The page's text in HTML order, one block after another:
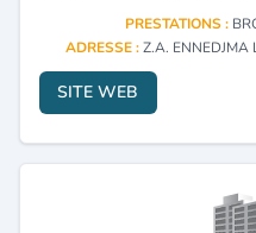
PRESTATIONS :
ADRESSE :Z.A. ENNEDJMA
SITE WEB